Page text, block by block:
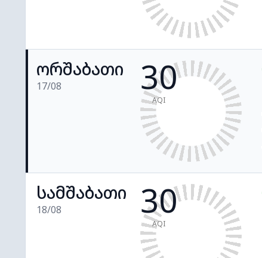
ორშაბათი
17/08 30
AQI
სამშაბათი
18/08 30
AQI